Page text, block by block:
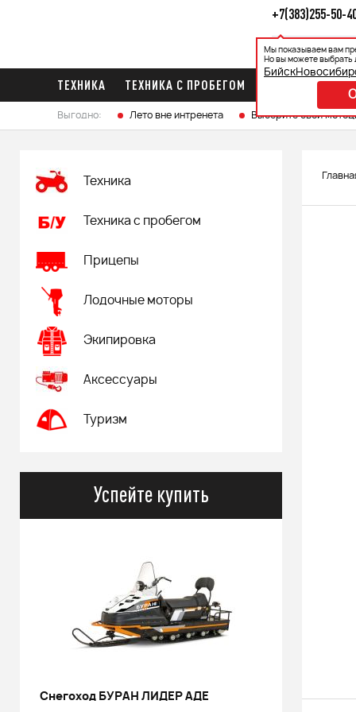
+7(383)255-50-
Мы показываем вам
Но вы можете выбрать
Бийск
Каталог
ТЕХНИКА ТЕХНИКА С ПРОБЕГОМ
Выгодно: Лето вне интренета Выберите свой
Техника
Техника с пробегом
Прицепы
Лодочные моторы
Экипировка
Аксессуары
Туризм
Успейте купить
РИНАЛЬ 2013 черный В/Т 1м
Костюм